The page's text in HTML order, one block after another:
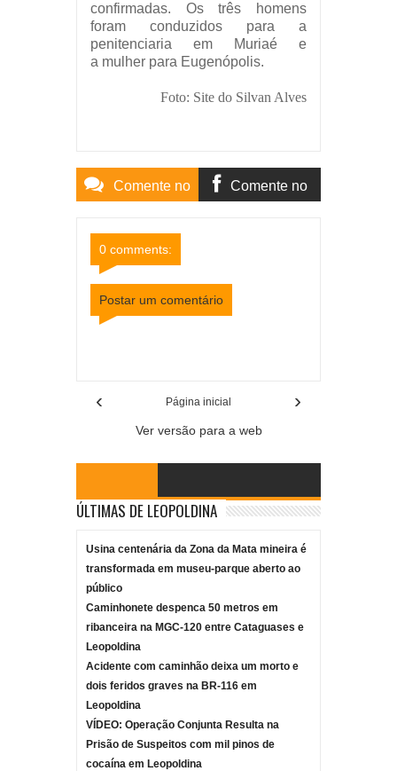
confirmadas. Os três homens
foram conduzidos para a
penitenciaria em Muriaé e
a mulher para Eugenópolis.
Foto: Site do Silvan Alves
Comente no Comente no
0 comments:
Postar um comentário
‹ ›
Página inicial
Ver versão para a web
ÚLTIMAS DE LEOPOLDINA
Usina centenária da Zona da Mata mineira é
transformada em museu-parque aberto ao
público
Caminhonete despenca 50 metros em
ribanceira na MGC-120 entre Cataguases e
Leopoldina
Acidente com caminhão deixa um morto e
dois feridos graves na BR-116 em
Leopoldina
VÍDEO: Operação Conjunta Resulta na
Prisão de Suspeitos com mil pinos de
cocaína em Leopoldina